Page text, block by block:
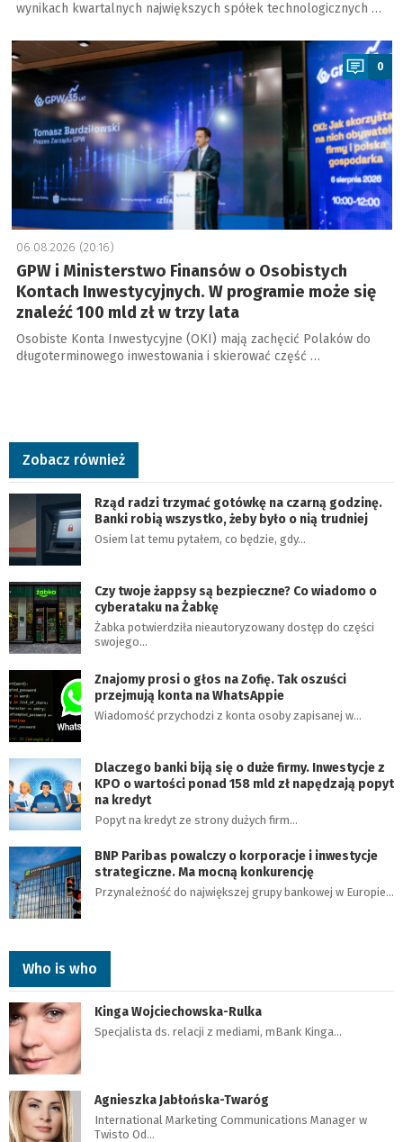
wynikach kwartalnych największych spółek technologicznych …
a
0
06.08.2026 (20:16)
GPW i Ministerstwo Finansów o Osobistych
Kontach Inwestycyjnych. W programie może się
znaleźć 100 mld zł w trzy lata
Osobiste Konta Inwestycyjne (OKI) mają zachęcić Polaków do
długoterminowego inwestowania i skierować część …
Zobacz również
Rząd radzi trzymać gotówkę na czarną godzinę.
Banki robią wszystko, żeby było o nią trudniej
Osiem lat temu pytałem, co będzie, gdy…
Czy twoje żappsy są bezpieczne? Co wiadomo o
cyberataku na Żabkę
Żabka potwierdziła nieautoryzowany dostęp do części
swojego…
Znajomy prosi o głos na Zofię. Tak oszuści
przejmują konta na WhatsAppie
Wiadomość przychodzi z konta osoby zapisanej w…
Dlaczego banki biją się o duże firmy. Inwestycje z
KPO o wartości ponad 158 mld zł napędzają popyt
na kredyt
Popyt na kredyt ze strony dużych firm…
BNP Paribas powalczy o korporacje i inwestycje
strategiczne. Ma mocną konkurencję
Przynależność do największej grupy bankowej w Europie…
Who is who
Kinga Wojciechowska-Rulka
Specjalista ds. relacji z mediami, mBank Kinga…
Agnieszka Jabłońska-Twaróg
International Marketing Communications Manager w
Twisto Od…